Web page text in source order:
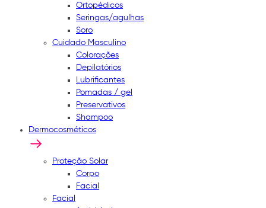
Ortopédicos
Seringas/agulhas
Soro
Cuidado Masculino
Colorações
Depilatórios
Lubrificantes
Pomadas / gel
Preservativos
Shampoo
Dermocosméticos
Proteção Solar
Corpo
Facial
Facial